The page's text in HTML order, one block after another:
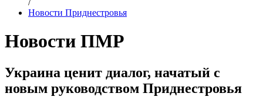
/
Новости Приднестровья
Новости ПМР
Украина ценит диалог, начатый с
новым руководством Приднестровья